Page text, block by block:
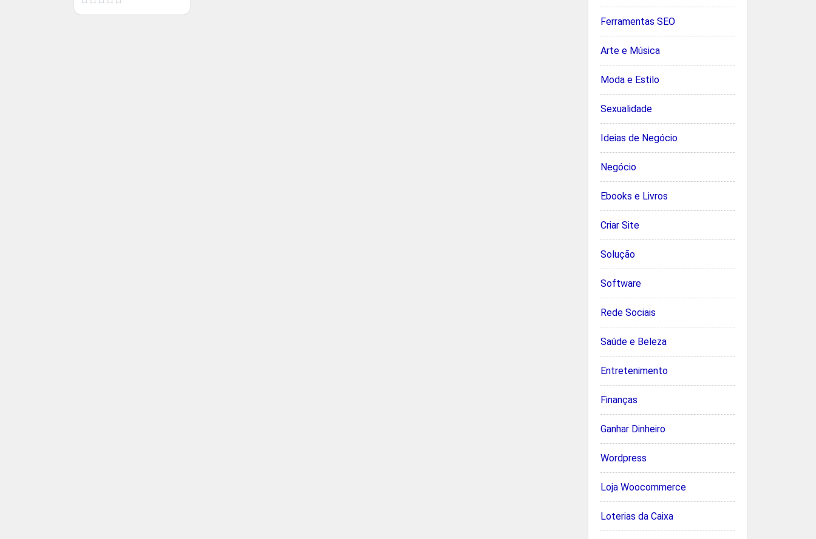
originalatual
Ferramentas SEO
Arte e Música
Moda e Estilo
Sexualidade
Ideias de Negócio
Negócio
Ebooks e Livros
Criar Site
Solução
Software
Rede Sociais
Saúde e Beleza
Entretenimento
Finanças
Ganhar Dinheiro
Wordpress
Loja Woocommerce
Loterias da Caixa